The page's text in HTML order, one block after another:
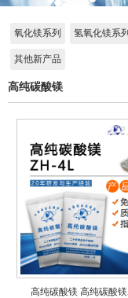
氧化镁系列 氢氧化镁系列
其他新产品
高纯碳酸镁
高纯碳酸镁 高纯碳酸